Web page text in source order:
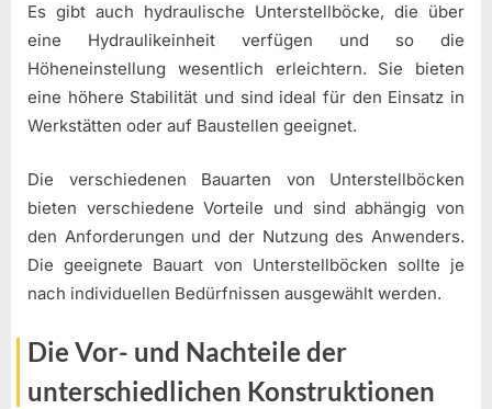
Es gibt auch hydraulische Unterstellböcke, die über
eine Hydraulikeinheit verfügen und so die
Höheneinstellung wesentlich erleichtern. Sie bieten
eine höhere Stabilität und sind ideal für den Einsatz in
Werkstätten oder auf Baustellen geeignet.
Die verschiedenen Bauarten von Unterstellböcken
bieten verschiedene Vorteile und sind abhängig von
den Anforderungen und der Nutzung des Anwenders.
Die geeignete Bauart von Unterstellböcken sollte je
nach individuellen Bedürfnissen ausgewählt werden.
Die Vor- und Nachteile der
unterschiedlichen Konstruktionen